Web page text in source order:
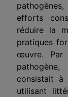
efforts
réduire la
pratiques
œuvre. Par
consistait
utilisant